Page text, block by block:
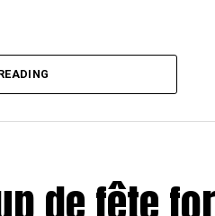
2018, en costaud !
de fête